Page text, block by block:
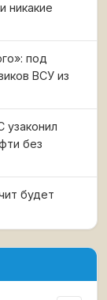
никакие
под
ВСУ из
узаконил
без
будет